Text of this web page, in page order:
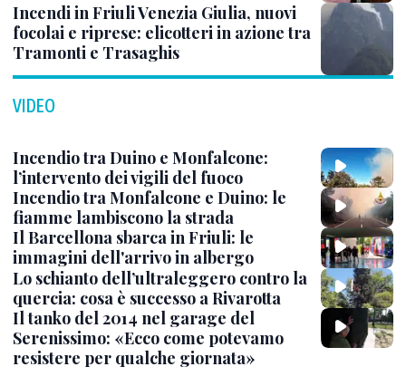
Incendi in Friuli Venezia Giulia, nuovi
focolai e riprese: elicotteri in azione tra
Tramonti e Trasaghis
VIDEO
Incendio tra Duino e Monfalcone:
l’intervento dei vigili del fuoco
Incendio tra Monfalcone e Duino: le
fiamme lambiscono la strada
Il Barcellona sbarca in Friuli: le
immagini dell'arrivo in albergo
Lo schianto dell’ultraleggero contro la
quercia: cosa è successo a Rivarotta
Il tanko del 2014 nel garage del
Serenissimo: «Ecco come potevamo
resistere per qualche giornata»